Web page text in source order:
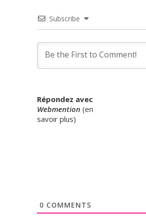
Subscribe
Répondez avec
Webmention (en
savoir plus)
0 COMMENTS